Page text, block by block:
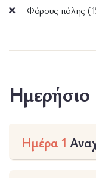
Φόρους πόλης
Ημέρα 1